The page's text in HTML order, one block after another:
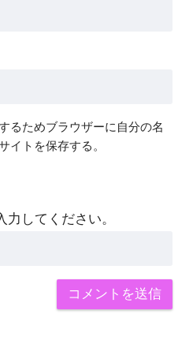
るためブラウザーに自分の名
イトを保存する。
してください。